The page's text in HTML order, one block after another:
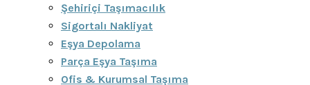
Şehiriçi Taşımacılık
Sigortalı Nakliyat
Eşya Depolama
Parça Eşya Taşıma
Ofis & Kurumsal Taşıma